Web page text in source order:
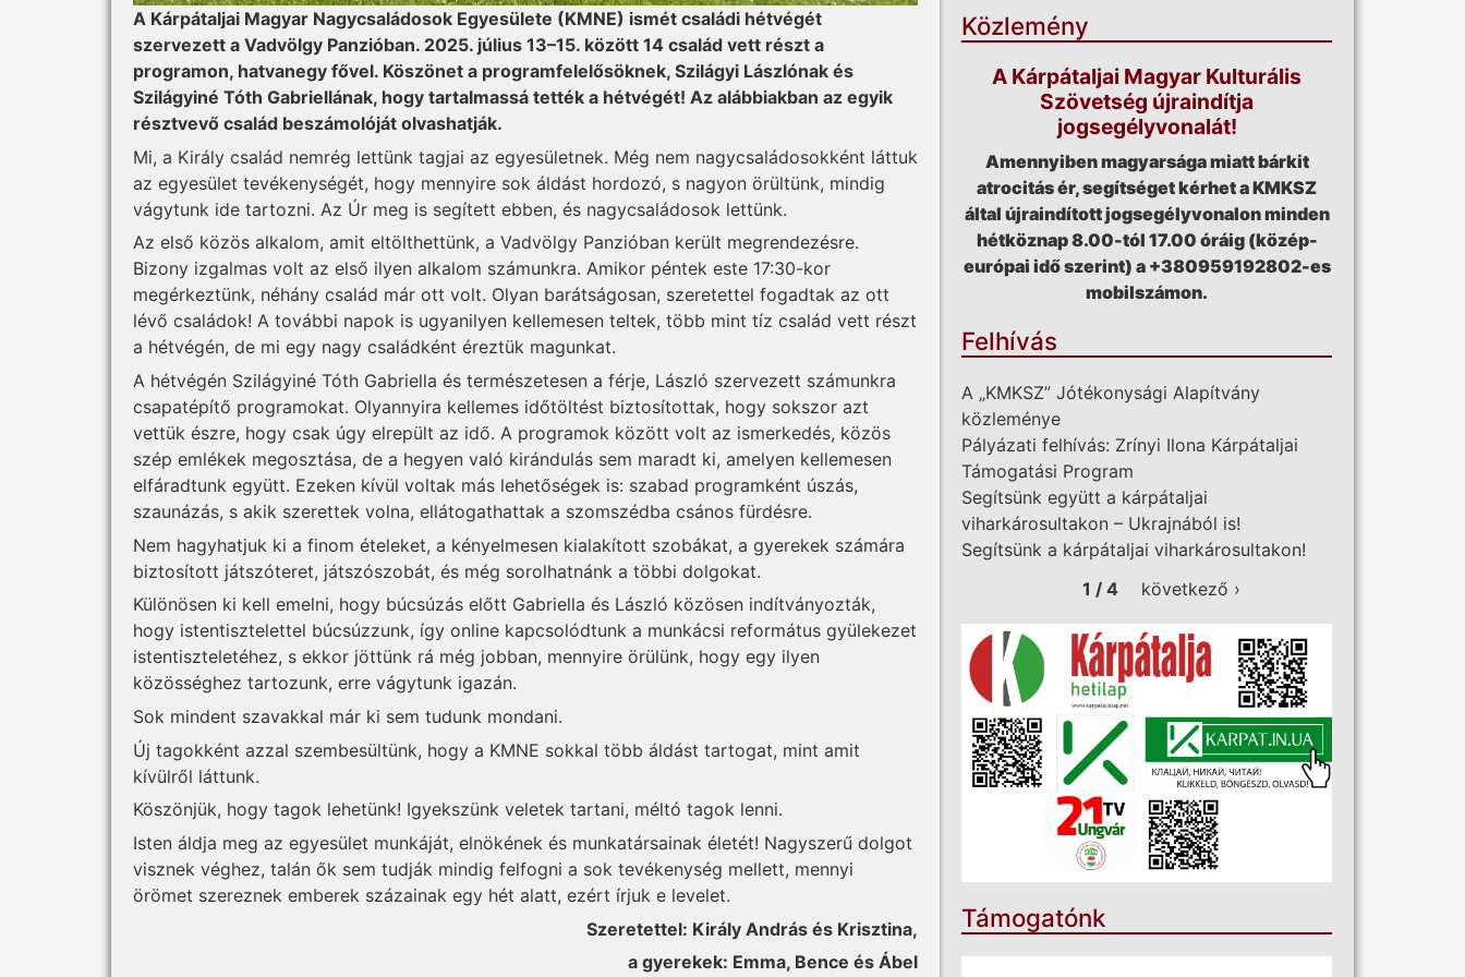
A Kárpátaljai Magyar Nagycsaládosok Egyesülete (KMNE) ismét családi hétvégét
szervezett a Vadvölgy Panzióban. 2025. július 13–15. között 14 család vett részt a
programon, hatvanegy fővel. Köszönet a programfelelősöknek, Szilágyi Lászlónak és
Szilágyiné Tóth Gabriellának, hogy tartalmassá tették a hétvégét! Az alábbiakban az egyik
résztvevő család beszámolóját olvashatják.
Mi, a Király család nemrég lettünk tagjai az egyesületnek. Még nem nagycsaládosokként láttuk
az egyesület tevékenységét, hogy mennyire sok áldást hordozó, s nagyon örültünk, mindig
vágytunk ide tartozni. Az Úr meg is segített ebben, és nagycsaládosok lettünk.
Az első közös alkalom, amit eltölthettünk, a Vadvölgy Panzióban került megrendezésre.
Bizony izgalmas volt az első ilyen alkalom számunkra. Amikor péntek este 17:30-kor
megérkeztünk, néhány család már ott volt. Olyan barátságosan, szeretettel fogadtak az ott
lévő családok! A további napok is ugyanilyen kellemesen teltek, több mint tíz család vett részt
a hétvégén, de mi egy nagy családként éreztük magunkat.
A hétvégén Szilágyiné Tóth Gabriella és természetesen a férje, László szervezett számunkra
csapatépítő programokat. Olyannyira kellemes időtöltést biztosítottak, hogy sokszor azt
vettük észre, hogy csak úgy elrepült az idő. A programok között volt az ismerkedés, közös
szép emlékek megosztása, de a hegyen való kirándulás sem maradt ki, amelyen kellemesen
elfáradtunk együtt. Ezeken kívül voltak más lehetőségek is: szabad programként úszás,
szaunázás, s akik szerettek volna, ellátogathattak a szomszédba csános fürdésre.
Nem hagyhatjuk ki a finom ételeket, a kényelmesen kialakított szobákat, a gyerekek számára
biztosított játszóteret, játszószobát, és még sorolhatnánk a többi dolgokat.
Különösen ki kell emelni, hogy búcsúzás előtt Gabriella és László közösen indítványozták,
hogy istentisztelettel búcsúzzunk, így online kapcsolódtunk a munkácsi református gyülekezet
istentiszteletéhez, s ekkor jöttünk rá még jobban, mennyire örülünk, hogy egy ilyen
közösséghez tartozunk, erre vágytunk igazán.
Sok mindent szavakkal már ki sem tudunk mondani.
Új tagokként azzal szembesültünk, hogy a KMNE sokkal több áldást tartogat, mint amit
kívülről láttunk.
Köszönjük, hogy tagok lehetünk! Igyekszünk veletek tartani, méltó tagok lenni.
Isten áldja meg az egyesület munkáját, elnökének és munkatársainak életét! Nagyszerű dolgot
visznek véghez, talán ők sem tudják mindig felfogni a sok tevékenység mellett, mennyi
örömet szereznek emberek százainak egy hét alatt, ezért írjuk e levelet.
Szeretettel: Király András és Krisztina,
a gyerekek: Emma, Bence és Ábel
Közlemény
A Kárpátaljai Magyar Kulturális
Szövetség újraindítja
jogsegélyvonalát!
Amennyiben magyarsága miatt bárkit
atrocitás ér, segítséget kérhet a KMKSZ
által újraindított jogsegélyvonalon minden
hétköznap 8.00-tól 17.00 óráig (közép-
európai idő szerint) a +380959192802-es
mobilszámon.
Felhívás
A „KMKSZ” Jótékonysági Alapítvány
közleménye
Pályázati felhívás: Zrínyi Ilona Kárpátaljai
Támogatási Program
Segítsünk együtt a kárpátaljai
viharkárosultakon – Ukrajnából is!
Segítsünk a kárpátaljai viharkárosultakon!
1 / 4
következő ›
Támogatónk